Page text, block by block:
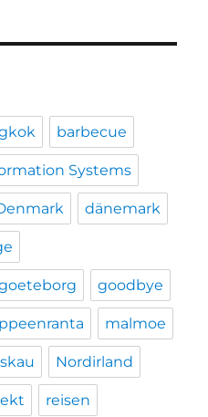
barbecue
Systems
dänemark
goodbye
malmoe
Nordirland
reisen